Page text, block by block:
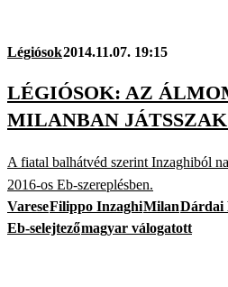
Légiósok2014.11.07. 19:15
LÉGIÓSOK: AZ
MILANBAN
A fiatal balhátvéd szerint Inzaghiból
2016-os Eb-szereplésben.
VareseFilippo InzaghiMilanDárdai
Eb-selejtezőmagyar válogatott